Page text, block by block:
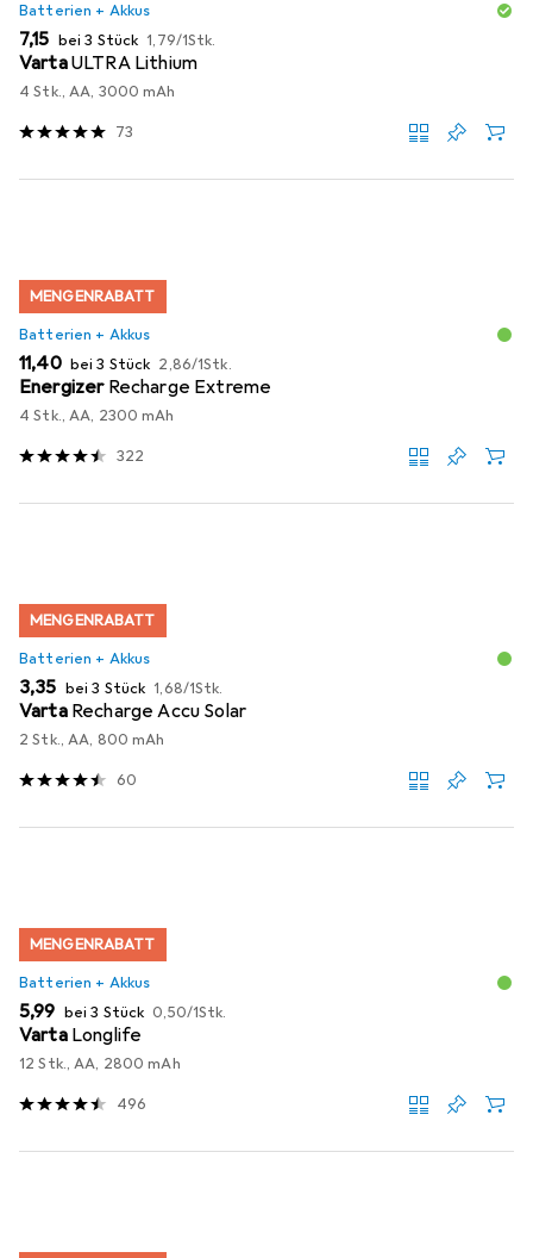
Batterien + Akkus
EUR
7,15 bei 3 Stück EUR
1,79/1Stk.
VartaULTRA Lithium
4 Stk., AA, 3000 mAh
73
MENGENRABATT
Batterien + Akkus
EUR
11,40 bei 3 Stück EUR
2,86/1Stk.
Energizer Recharge Extreme
4 Stk., AA, 2300 mAh
322
MENGENRABATT
Batterien + Akkus
EUR
3,35 bei 3 Stück EUR
1,68/1Stk.
Varta Recharge Accu Solar
2 Stk., AA, 800 mAh
60
MENGENRABATT
Batterien + Akkus
EUR
5,99 bei 3 Stück EUR
0,50/1Stk.
Varta Longlife
12 Stk., AA, 2800 mAh
496